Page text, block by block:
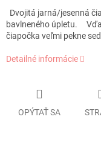
Dvojitá jarná/jesenná
bavlneného úpletu.
čiapočka veľmi pekne
Detailné informácie
OPÝTAŤ SA